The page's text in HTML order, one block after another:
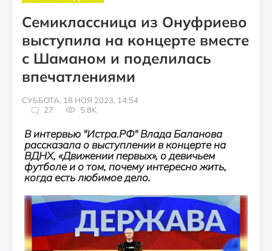
Семиклассница из Онуфриево
выступила на концерте вместе
с Шаманом и поделилась
впечатлениями
СУББОТА, 18 НОЯ 2023, 14:54
27
5.8K
В интервью "Истра.РФ" Влада Баланова
рассказала о выступлении в концерте на
ВДНХ, «Движении первых», о девичьем
футболе и о том, почему интересно жить,
когда есть любимое дело.